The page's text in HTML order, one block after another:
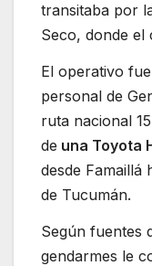
transitaba por
Seco, donde el
El operativo
personal de
ruta nacional
de una Toyota
desde Famaillá
de Tucumán.
Según fuentes
gendarmes le